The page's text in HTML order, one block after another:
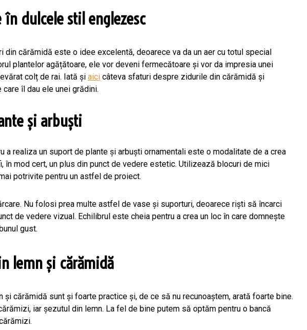
dulcele stil englezesc
din cărămidă este o idee excelentă, deoarece va da un aer cu totul special
plantelor agățătoare, ele vor deveni fermecătoare și vor da impresia unei
colț de rai. Iată și aici câteva sfaturi despre zidurile din cărămidă și
îl dau ele unei grădini.
și arbuști
a realiza un suport de plante și arbuști ornamentali este o modalitate de a crea
în mod cert, un plus din punct de vedere estetic. Utilizează blocuri de mici
potrivite pentru un astfel de proiect.
Nu folosi prea multe astfel de vase și suporturi, deoarece riști să încarci
de vedere vizual. Echilibrul este cheia pentru a crea un loc în care domnește
gust.
lemn și cărămidă
și cărămidă sunt și foarte practice și, de ce să nu recunoaștem, arată foarte bine.
iar șezutul din lemn. La fel de bine putem să optăm pentru o bancă